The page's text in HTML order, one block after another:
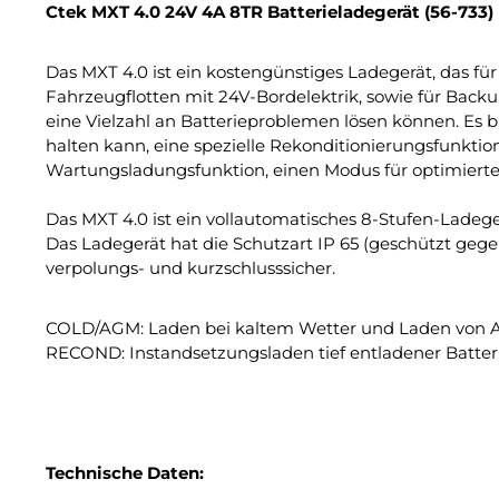
Ctek MXT 4.0 24V 4A 8TR Batterieladegerät (56-733)
Das MXT 4.0 ist ein kostengünstiges Ladegerät, das
Fahrzeugflotten mit 24V-Bordelektrik, sowie für
eine Vielzahl an Batterieproblemen lösen können. Es
halten kann, eine spezielle
Wartungsladungsfunktion, einen Modus für
Das MXT 4.0 ist ein vollautomatisches 8-Stufen-
Das Ladegerät hat die Schutzart IP 65 (geschützt
verpolungs- und kurzschlusssicher.
COLD/AGM: Laden bei kaltem Wetter und Laden von
RECOND: Instandsetzungsladen tief entladener
Technische Daten: